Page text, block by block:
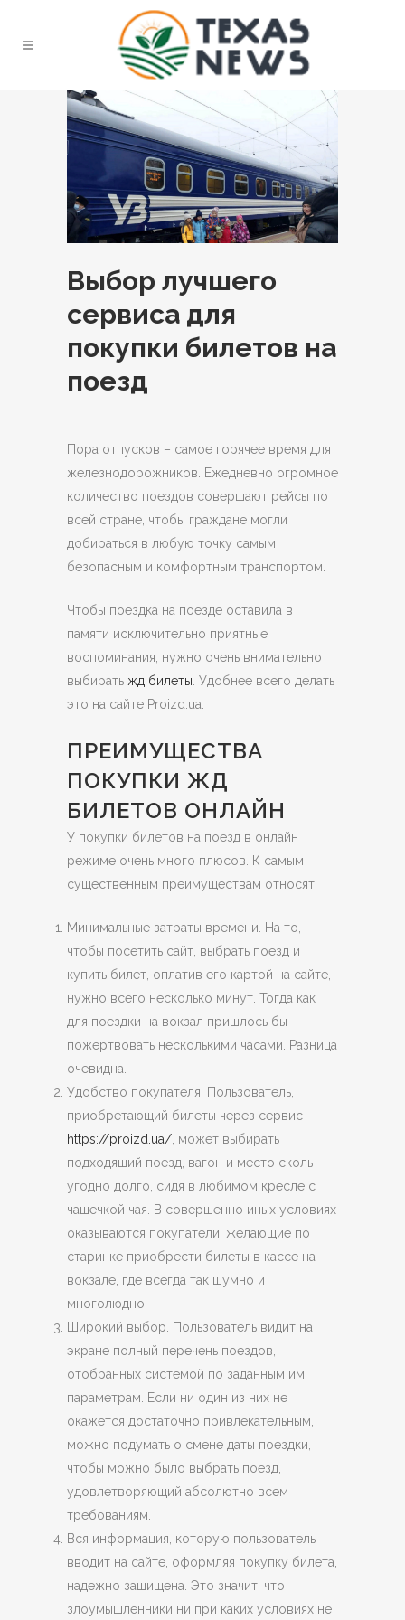
Выбор лучшего
сервиса для
покупки билетов на
поезд
Пора отпусков – самое горячее время для
железнодорожников. Ежедневно огромное
количество поездов совершают рейсы по
всей стране, чтобы граждане могли
добираться в любую точку самым
безопасным и комфортным транспортом.
Чтобы поездка на поезде оставила в
памяти исключительно приятные
воспоминания, нужно очень внимательно
выбирать жд билеты . Удобнее всего делать
это на сайте Proizd.ua.
ПРЕИМУЩЕСТВА
ПОКУПКИ ЖД
БИЛЕТОВ ОНЛАЙН
У покупки билетов на поезд в онлайн
режиме очень много плюсов. К самым
существенным преимуществам относят:
Минимальные затраты времени. На то,
чтобы посетить сайт, выбрать поезд и
купить билет, оплатив его картой на сайте,
нужно всего несколько минут. Тогда как
для поездки на вокзал пришлось бы
пожертвовать несколькими часами. Разница
очевидна.
Удобство покупателя. Пользователь,
приобретающий билеты через сервис
https://proizd.ua/ , может выбирать
подходящий поезд, вагон и место сколь
угодно долго, сидя в любимом кресле с
чашечкой чая. В совершенно иных условиях
оказываются покупатели, желающие по
старинке приобрести билеты в кассе на
вокзале, где всегда так шумно и
многолюдно.
Широкий выбор. Пользователь видит на
экране полный перечень поездов,
отобранных системой по заданным им
параметрам. Если ни один из них не
окажется достаточно привлекательным,
можно подумать о смене даты поездки,
чтобы можно было выбрать поезд,
удовлетворяющий абсолютно всем
требованиям.
Вся информация, которую пользователь
вводит на сайте, оформляя покупку билета,
надежно защищена. Это значит, что
злоумышленники ни при каких условиях не